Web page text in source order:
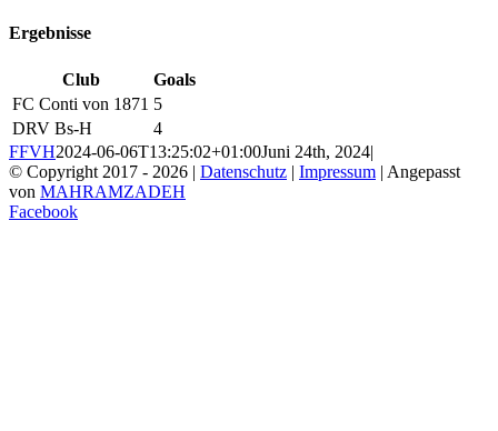
Ergebnisse
Club
Goals
FC Conti von 1871 5
DRV Bs-H
4
FFVH2024-06-06T13:25:02+01:00Juni 24th, 2024|
© Copyright 2017 - 2026 | Datenschutz | Impressum | Angepasst
von MAHRAMZADEH
Facebook